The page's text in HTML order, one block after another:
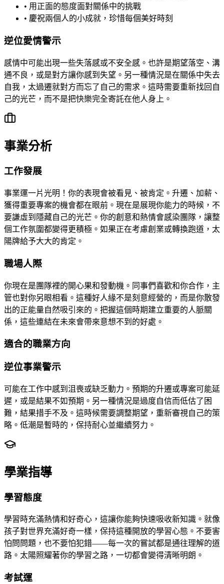
• 用正面的態度面對關係中的挑戰
• 慶祝兩個人的小成就，珍惜每個美好時刻
逆位愛情警示
感情中可能出現一些失落感或不安全感。也許是期望落空、溝
通不良，或是對方讓你感到失望。另一種情況是在關係中失去
自我，太過遷就對方而忘了自己的需求。這時需要重新找回自
己的光芒，而不是把快樂完全寄託在他人身上。
事業分析
工作發展
事業運一片光明！你的表現會被看見、被肯定。升遷、加薪、
獲得重要專案的機會都在眼前。現在是展現你能力的時候，不
要謙虛到隱藏自己的光芒。你的創意和熱情會感染團隊，讓整
個工作氛圍都變得更積極。如果正在考慮創業或轉換跑道，太
陽牌給予大大的肯定。
職場人際
你現在是團隊裡的開心果和發動機。同事們喜歡和你合作，主
管也對你另眼相看。這種好人緣不是刻意經營的，而是你散發
出的正能量自然吸引來的。把握這個時期建立重要的人脈關
係，這些連結在未來會帶來意想不到的好處。
適合的職業方向
逆位事業警示
可能在工作中感到沮喪或缺乏動力。預期的升遷或專案可能延
遲，或是結果不如預期。另一種情況是過度自信而低估了困
難，結果措手不及。這時候需要調整期望，重新審視自己的策
略。低潮是暫時的，保持耐心並繼續努力。
學業指導
學習態度
學習時充滿熱情和好奇心，這讓你能夠快速吸收新知識。就像
孩子對世界充滿好奇一樣，保持這種開放的學習心態。不要害
怕問問題，也不要怕犯錯——每一次的嘗試都是通往理解的道
路。太陽照耀著你的學習之路，一切都會變得清晰明朗。
考試運